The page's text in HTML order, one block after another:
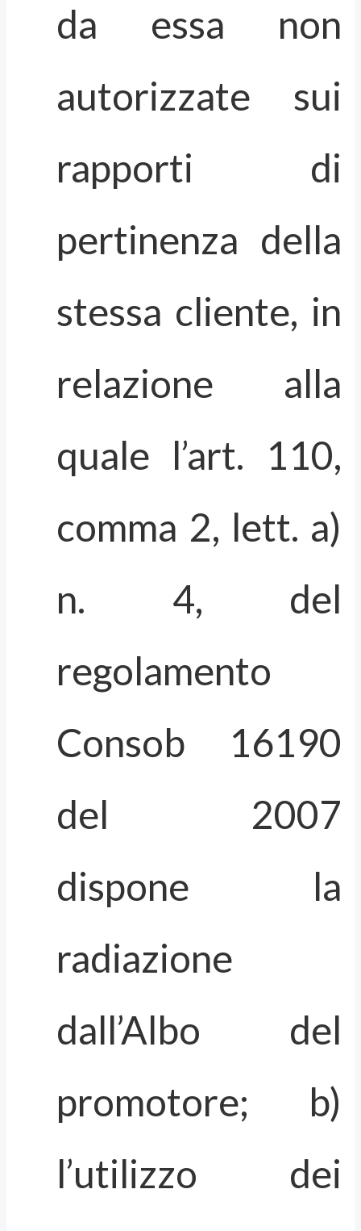
da essa non
autorizzate sui
rapporti di
pertinenza della
stessa cliente, in
relazione alla
quale l’art. 110,
comma 2, lett. a)
n. 4, del
regolamento
Consob 16190
del 2007
dispone la
radiazione
dall’Albo del
promotore; b)
l’utilizzo dei